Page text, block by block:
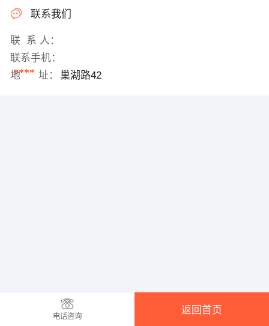
联系我们
联 系 人：
联系手机：
****
地 址： 巢湖路42
电话咨询
返回首页